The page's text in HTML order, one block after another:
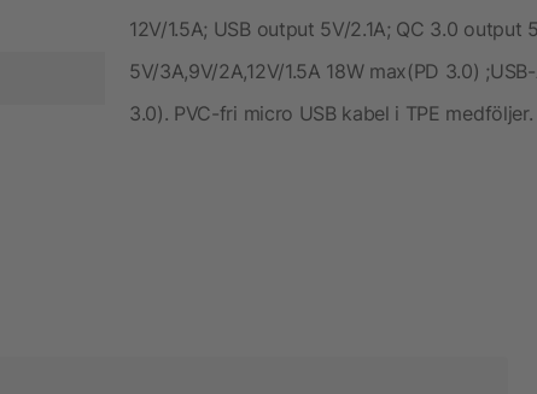
12V/1.5A; USB output 5V/2.1A; QC 3.0 output
5V/3A,9V/2A,12V/1.5A 18W max(PD 3.0)
3.0). PVC-fri micro USB kabel i TPE medföljer.